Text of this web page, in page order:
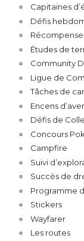
Capitaines
Défis
Études de
Community
Ligue de
Tâches de
Encens
Défis de
Concours
Campfire
Suivi
Succès de
Programme
Stickers
Wayfarer
Les routes